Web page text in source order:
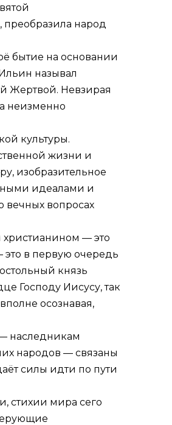
народ
бытие на основании
называл
Жертвой. Невзирая
неизменно
культуры.
жизни и
изобразительное
идеалами и
вечных вопросах
— это
в первую очередь
князь
Господу Иисусу, так
осознавая,
наследникам
народов — связаны
силы идти по пути
стихии мира сего